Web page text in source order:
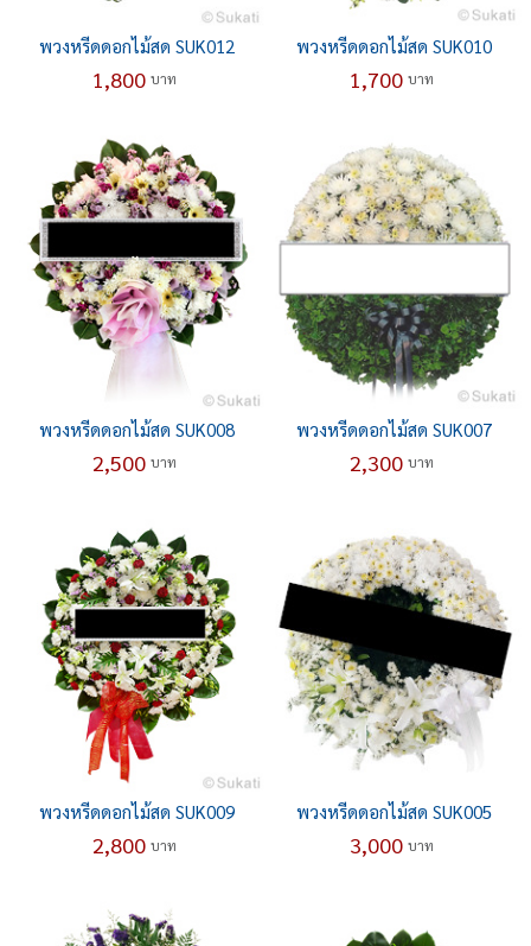
พวงหรีดดอกไม้สด SUK012
1,800 บาท
พวงหรีดดอกไม้สด SUK010
1,700 บาท
พวงหรีดดอกไม้สด SUK008
2,500 บาท
พวงหรีดดอกไม้สด SUK007
2,300 บาท
พวงหรีดดอกไม้สด SUK009
2,800 บาท
พวงหรีดดอกไม้สด SUK005
3,000 บาท